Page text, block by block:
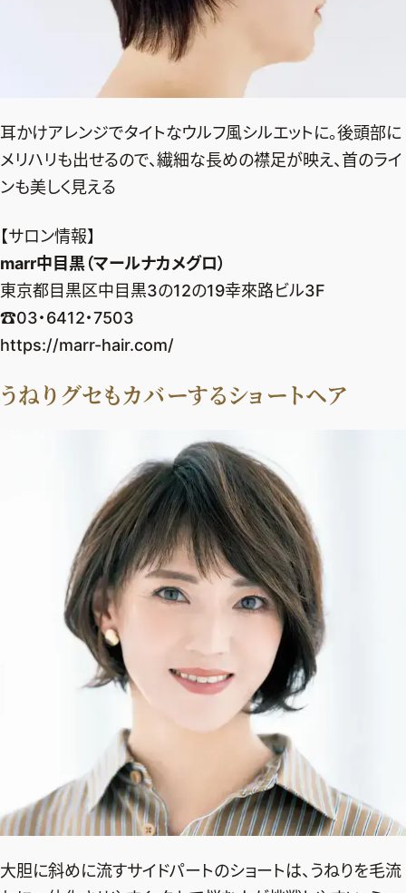
耳かけアレンジでタイトなウルフ風シルエットに。後頭部に
メリハリも出せるので、繊細な長めの襟足が映え、首のライ
ンも美しく見える
【サロン情報】
marr中目黒（マールナカメグロ）
東京都目黒区中目黒3の12の19幸來路ビル3F
☎03・6412・7503
https://marr-hair.com/
うねりグセもカバーするショートヘア
大胆に斜めに流すサイドパートのショートは、うねりを毛流